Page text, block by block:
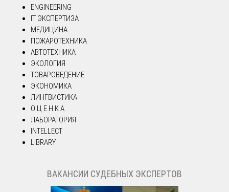
ENGINEERING
IT ЭКСПЕРТИЗА
МЕДИЦИНА
ПОЖАРОТЕХНИКА
АВТОТЕХНИКА
ЭКОЛОГИЯ
ТОВАРОВЕДЕНИЕ
ЭКОНОМИКА
ЛИНГВИСТИКА
О Ц Е Н К А
ЛАБОРАТОРИЯ
INTELLECT
LIBRARY
ВАКАНСИИ СУДЕБНЫХ ЭКСПЕРТОВ